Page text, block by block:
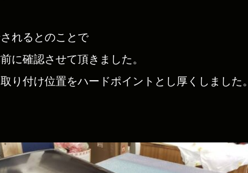
れるとのことで
に確認させて頂きました。
り付け位置をハードポイントとし厚くしました。